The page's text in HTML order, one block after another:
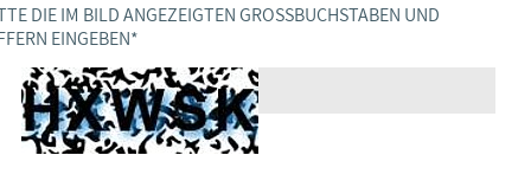
DIE IM BILD ANGEZEIGTEN GROSSBUCHSTABEN UND Z
EINGEBEN *